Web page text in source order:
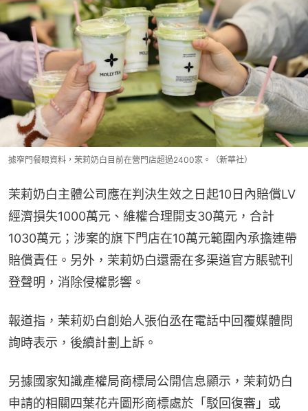
據窄門餐眼資料，茉莉奶白目前在營門店超過2400家。（新華社）
茉莉奶白主體公司應在判決生效之日起10日內賠償LV
經濟損失1000萬元、維權合理開支30萬元，合計
1030萬元；涉案的旗下門店在10萬元範圍內承擔連帶
賠償責任。另外，茉莉奶白還需在多渠道官方賬號刊
登聲明，消除侵權影響。
報道指，茉莉奶白創始人張伯丞在電話中回覆媒體問
詢時表示，後續計劃上訴。
另據國家知識產權局商標局公開信息顯示，茉莉奶白
申請的相關四葉花卉圖形商標處於「駁回復審」或